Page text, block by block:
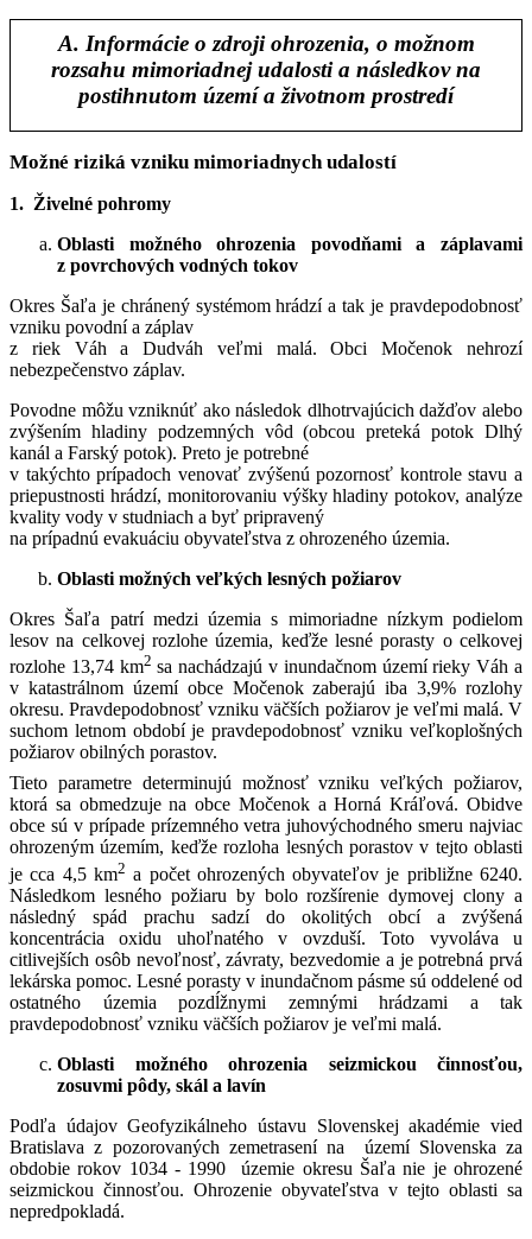
A. Informácie o zdroji ohrozenia, o možnom
rozsahu mimoriadnej udalosti a následkov na
postihnutom území a životnom prostredí
Možné riziká vzniku mimoriadnych udalostí
1. Živelné pohromy
Oblasti možného ohrozenia povodňami a záplavami
z povrchových vodných tokov
Okres Šaľa je chránený systémom hrádzí a tak je pravdepodobnosť
vzniku povodní a záplav
z riek Váh a Dudváh veľmi malá. Obci Močenok nehrozí
nebezpečenstvo záplav.
Povodne môžu vzniknúť ako následok dlhotrvajúcich dažďov alebo
zvýšením hladiny podzemných vôd (obcou preteká potok Dlhý
kanál a Farský potok). Preto je potrebné
v takýchto prípadoch venovať zvýšenú pozornosť kontrole stavu a
priepustnosti hrádzí, monitorovaniu výšky hladiny potokov, analýze
kvality vody v studniach a byť pripravený
na prípadnú evakuáciu obyvateľstva z ohrozeného územia.
Oblasti možných veľkých lesných požiarov
Okres Šaľa patrí medzi územia s mimoriadne nízkym podielom
lesov na celkovej rozlohe územia, keďže lesné porasty o celkovej
rozlohe 13,74 km2 sa nachádzajú v inundačnom území rieky Váh a
v katastrálnom území obce Močenok zaberajú iba 3,9% rozlohy
okresu. Pravdepodobnosť vzniku väčších požiarov je veľmi malá. V
suchom letnom období je pravdepodobnosť vzniku veľkoplošných
požiarov obilných porastov.
Tieto parametre determinujú možnosť vzniku veľkých požiarov,
ktorá sa obmedzuje na obce Močenok a Horná Kráľová. Obidve
obce sú v prípade prízemného vetra juhovýchodného smeru najviac
ohrozeným územím, keďže rozloha lesných porastov v tejto oblasti
je cca 4,5 km2 a počet ohrozených obyvateľov je približne 6240.
Následkom lesného požiaru by bolo rozšírenie dymovej clony a
následný spád prachu sadzí do okolitých obcí a zvýšená
koncentrácia oxidu uhoľnatého v ovzduší. Toto vyvoláva u
citlivejších osôb nevoľnosť, závraty, bezvedomie a je potrebná prvá
lekárska pomoc. Lesné porasty v inundačnom pásme sú oddelené od
ostatného územia pozdĺžnymi zemnými hrádzami a tak
pravdepodobnosť vzniku väčších požiarov je veľmi malá.
Oblasti možného ohrozenia seizmickou činnosťou,
zosuvmi pôdy, skál a lavín
Podľa údajov Geofyzikálneho ústavu Slovenskej akadémie vied
Bratislava z pozorovaných zemetrasení na území Slovenska za
obdobie rokov 1034 - 1990 územie okresu Šaľa nie je ohrozené
seizmickou činnosťou. Ohrozenie obyvateľstva v tejto oblasti sa
nepredpokladá.